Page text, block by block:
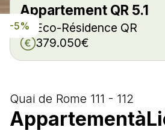
Appartement QR 5.1
Eco-Résidence QR
379.050€
-5%
Quai de Rome 111 - 112
Appartementà